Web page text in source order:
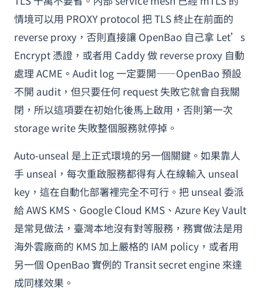
情境可以用 PROXY protocol 把 TLS 終止在前面的
reverse proxy，否則直接讓 OpenBao 自己拿 Let’s
Encrypt 憑證，或者用 Caddy 做 reverse proxy 自動
處理 ACME。Audit log 一定要開——OpenBao 預設
不開 audit，但只要任何 request 失敗它就會自我關
閉，所以這項要在初始化後馬上啟用，否則第一次
storage write 失敗整個服務就停掉。
Auto-unseal 是上正式環境的另一個關鍵。如果靠人
手 unseal，每次重啟服務都得有人在線輸入 unseal
key，這在自動化部署裡完全不可行。把 unseal 委派
給 AWS KMS、Google Cloud KMS、Azure Key Vault
是常見做法，臺灣本地沒有對等服務，務實做法是用
海外雲廠商的 KMS 加上嚴格的 IAM policy，或者用
另一個 OpenBao 實例的 Transit secret engine 來達
成同樣效果。